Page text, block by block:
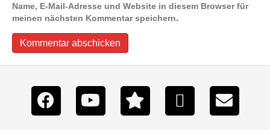
Name, E-Mail-Adresse und Website in diesem Browser für
meinen nächsten Kommentar speichern.